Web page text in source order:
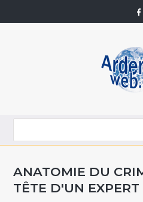
ANATOMIE DU
TÊTE D'UN EXPERT